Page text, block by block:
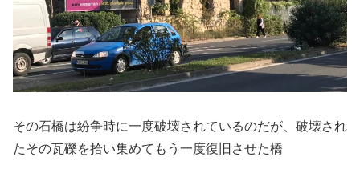
その石橋は紛争時に一度破壊されているのだが、破壊され
たその瓦礫を拾い集めてもう一度復旧させた橋